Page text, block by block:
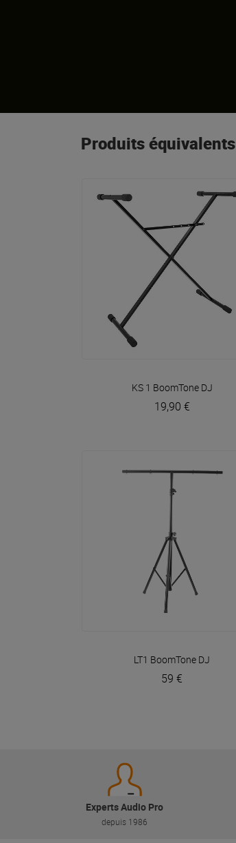
Produits équivalents
VOIR EN DÉTAIL
KS 1 BoomTone DJ
19,90 €
VOIR EN DÉTAIL
LT1 BoomTone DJ
59 €
Experts Audio Pro
depuis 1986